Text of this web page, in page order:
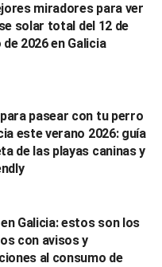
miradores para ver
solar total del 12 de
2026 en Galicia
pasear con tu perro
este verano 2026: guía
de las playas caninas y
Galicia: estos son los
con avisos y
al consumo de